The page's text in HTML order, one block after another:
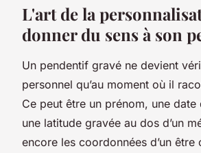
L'art de la
donner du sens à son
Un pendentif gravé ne devient
personnel qu’au moment où il
Ce peut être un prénom, une date
une latitude gravée au dos d’un
encore les coordonnées d’un être